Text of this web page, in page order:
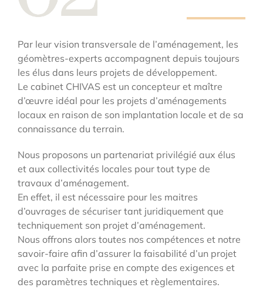
Par leur vision transversale de l’aménagement, les
géomètres-experts accompagnent depuis toujours
les élus dans leurs projets de développement.
Le cabinet CHIVAS est un concepteur et maître
d’œuvre idéal pour les projets d’aménagements
locaux en raison de son implantation locale et de sa
connaissance du terrain.
Nous proposons un partenariat privilégié aux élus
et aux collectivités locales pour tout type de
travaux d’aménagement.
En effet, il est nécessaire pour les maitres
d’ouvrages de sécuriser tant juridiquement que
techniquement son projet d’aménagement.
Nous offrons alors toutes nos compétences et notre
savoir-faire afin d’assurer la faisabilité d’un projet
avec la parfaite prise en compte des exigences et
des paramètres techniques et règlementaires.